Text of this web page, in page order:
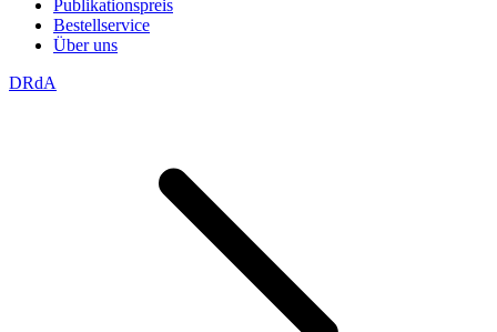
Publikationspreis
Bestellservice
Über uns
DRdA